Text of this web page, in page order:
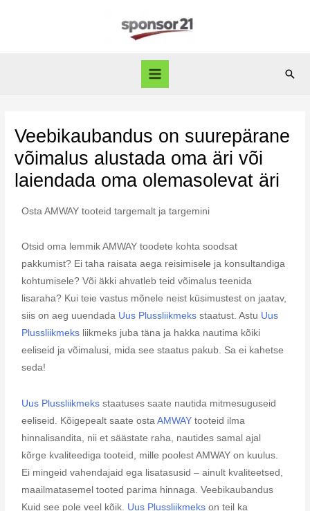
Veebikaubandus on suurepärane
võimalus alustada oma äri või
laiendada oma olemasolevat äri
Osta AMWAY tooteid targemalt ja targemini
Otsid oma lemmik AMWAY toodete kohta soodsat
pakkumist? Ei taha raisata aega reisimisele ja konsultandiga
kohtumisele? Või äkki ahvatleb teid võimalus teenida
lisaraha? Kui teie vastus mõnele neist küsimustest on jaatav,
siis on aeg uuendada Uus Plussliikmeks staatust. Astu Uus
Plussliikmeks liikmeks juba täna ja hakka nautima kõiki
eeliseid ja võimalusi, mida see staatus pakub. Sa ei kahetse
seda!
Uus Plussliikmeks staatuses saate nautida mitmesuguseid
eeliseid. Kõigepealt saate ostaAMWAY tooteid ilma
hinnalisandita, nii et säästate raha, nautides samal ajal
kõrge kvaliteediga tooteid, mille poolest AMWAY on kuulus.
Ei mingeid vahendajaid ega lisatasusid – ainult kvaliteetsed,
maailmatasemel tooted parima hinnaga. Veebikaubandus
Kuid see pole veel kõik. Uus Plussliikmeks on teil ka